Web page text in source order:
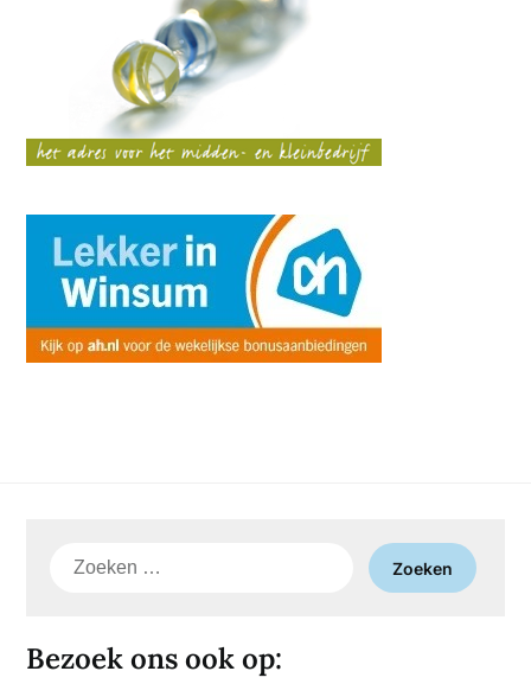
Zoeken
Bezoek ons ook op: